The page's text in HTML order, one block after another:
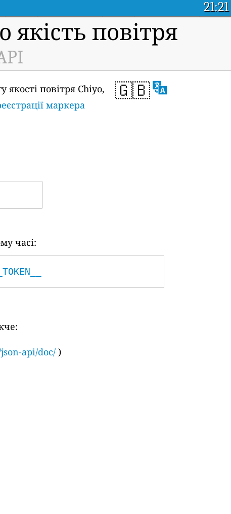
21:21
повітря
🇬🇧
повітря Chiyo,
маркера
часі:
api/doc/ )